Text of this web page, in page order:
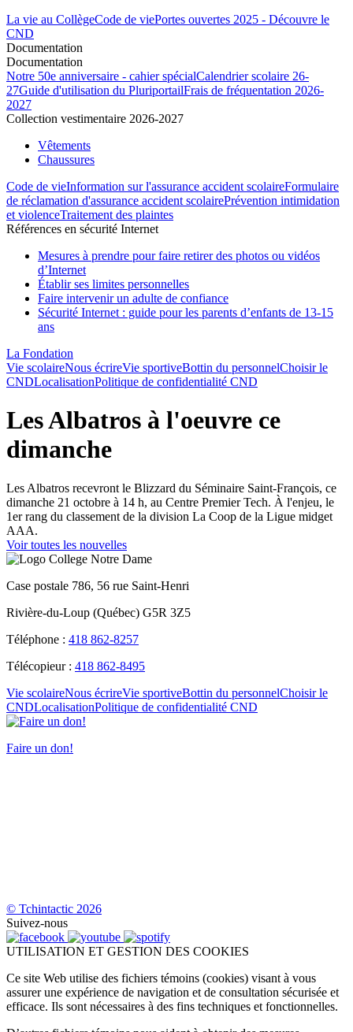
La vie au CollègeCode de viePortes ouvertes 2025 - Découvre le
CND
Documentation
Documentation
Notre 50e anniversaire - cahier spécialCalendrier scolaire 26-
27Guide d'utilisation du PluriportailFrais de fréquentation 2026-
2027
Collection vestimentaire 2026-2027
Vêtements
Chaussures
Code de vieInformation sur l'assurance accident scolaireFormulaire
de réclamation d'assurance accident scolairePrévention intimidation
et violenceTraitement des plaintes
Références en sécurité Internet
Mesures à prendre pour faire retirer des photos ou vidéos
d’Internet
Établir ses limites personnelles
Faire intervenir un adulte de confiance
Sécurité Internet : guide pour les parents d’enfants de 13-15
ans
La Fondation
Vie scolaireNous écrireVie sportiveBottin du personnelChoisir le
CNDLocalisationPolitique de confidentialité CND
Les Albatros à l'oeuvre ce
dimanche
Les Albatros recevront le Blizzard du Séminaire Saint-François, ce
dimanche 21 octobre à 14 h, au Centre Premier Tech. À l'enjeu, le
1er rang du classement de la division La Coop de la Ligue midget
AAA.
Voir toutes les nouvelles
Case postale 786, 56 rue Saint-Henri
Rivière-du-Loup (Québec) G5R 3Z5
Téléphone : 418 862-8257
Télécopieur : 418 862-8495
Vie scolaireNous écrireVie sportiveBottin du personnelChoisir le
CNDLocalisationPolitique de confidentialité CND
Faire un don!
© Tchintactic 2026
Suivez-nous
UTILISATION ET GESTION DES COOKIES
Ce site Web utilise des fichiers témoins (cookies) visant à vous
assurer une expérience de navigation et de consultation sécurisée et
efficace. Ils sont nécessaires à des fins techniques et fonctionnelles.